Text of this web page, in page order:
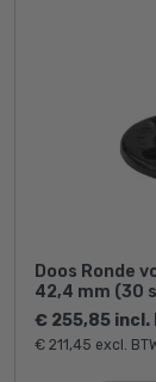
Doos Ronde
42,4 mm (30
€ 255,85 incl.
€ 211,45 excl.